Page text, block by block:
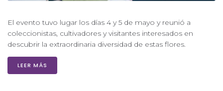
El evento tuvo lugar los días 4 y 5 de mayo y reunió a
coleccionistas, cultivadores y visitantes interesados en
descubrir la extraordinaria diversidad de estas flores.
LEER MÁS